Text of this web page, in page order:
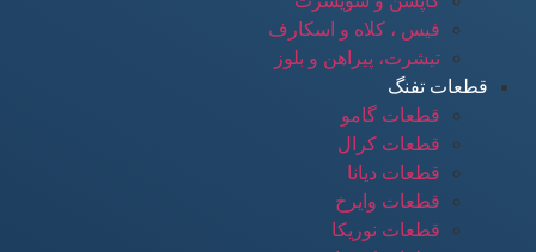
فیس ، کلاه و اسکارف
تیشرت، پیراهن و بلوز
قطعات تفنگ
قطعات گامو
قطعات کرال
قطعات دیانا
قطعات وایرخ
قطعات نوریکا